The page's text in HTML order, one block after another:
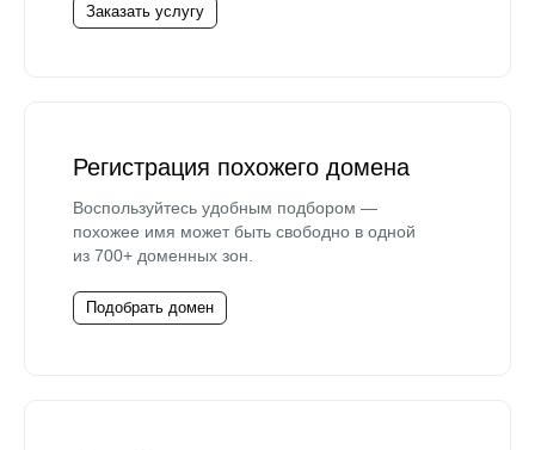
Заказать услугу
Регистрация похожего домена
Воспользуйтесь удобным подбором —
похожее имя может быть свободно в одной
из 700+ доменных зон.
Подобрать домен